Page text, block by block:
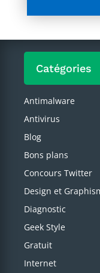
Catégories
Antimalware
Antivirus
Blog
Bons plans
Concours Twitter
Design et
Diagnostic
Geek Style
Gratuit
Internet